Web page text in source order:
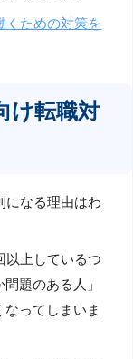
くための対策を
け転職対
になる理由はわ
以上しているつ
題のある人」
ってしまいま